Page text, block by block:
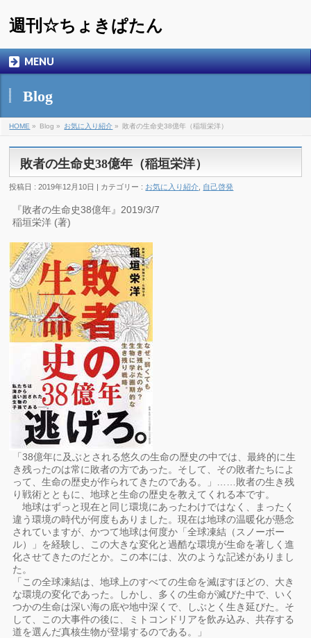
週刊☆ちょきぱたん
MENU
Blog
HOME » Blog » お気に入り紹介 » 敗者の生命史38億年（稲垣栄洋）
敗者の生命史38億年（稲垣栄洋）
投稿日 : 2019年12月10日 | カテゴリー : お気に入り紹介 自己啓発
『敗者の生命史38億年』2019/3/7
稲垣栄洋 (著)
「38億年に及ぶとされる悠久の生命の歴史の中では、最終的に生
き残ったのは常に敗者の方であった。そして、その敗者たちによ
って、生命の歴史が作られてきたのである。」……敗者の生き残
り戦術とともに、地球と生命の歴史を教えてくれる本です。
地球はずっと現在と同じ環境にあったわけではなく、まったく
違う環境の時代が何度もありました。現在は地球の温暖化が懸念
されていますが、かつて地球は何度か「全球凍結（スノーボー
ル）」を経験し、この大きな変化と過酷な環境が生命を著しく進
化させてきたのだとか。この本には、次のような記述がありまし
た。
「この全球凍結は、地球上のすべての生命を滅ぼすほどの、大き
な環境の変化であった。しかし、多くの生命が滅びた中で、いく
つかの生命は深い海の底や地中深くで、しぶとく生き延びた。そ
して、この大事件の後に、ミトコンドリアを飲み込み、共存する
道を選んだ真核生物が登場するのである。」